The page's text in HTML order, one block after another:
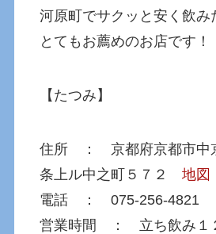
河原町でサクッと安く飲み
とてもお薦めのお店です！
【たつみ】
住所 ： 京都府京都市中
条上ル中之町５７２地図
電話 ： 075-256-4821
営業時間 ： 立ち飲み１